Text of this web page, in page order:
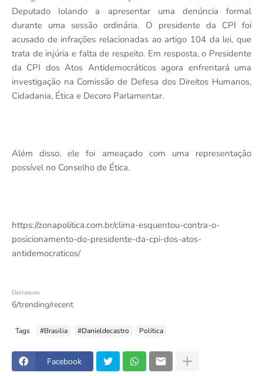
Deputado Iolando a apresentar uma denúncia formal
durante uma sessão ordinária. O presidente da CPI foi
acusado de infrações relacionadas ao artigo 104 da lei, que
trata de injúria e falta de respeito. Em resposta, o Presidente
da CPI dos Atos Antidemocráticos agora enfrentará uma
investigação na Comissão de Defesa dos Direitos Humanos,
Cidadania, Ética e Decoro Parlamentar.
Além disso, ele foi ameaçado com uma representação
possível no Conselho de Ética.
https://zonapolitica.com.br/clima-esquentou-contra-o-
posicionamento-do-presidente-da-cpi-dos-atos-
antidemocraticos/
Destaques
6/trending/recent
Tags #Brasilia #Danieldecastro Política
Facebook